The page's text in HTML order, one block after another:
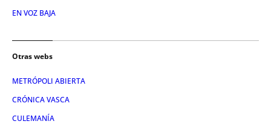
EN VOZ BAJA
Otras webs
METRÓPOLI ABIERTA
CRÓNICA VASCA
CULEMANÍA